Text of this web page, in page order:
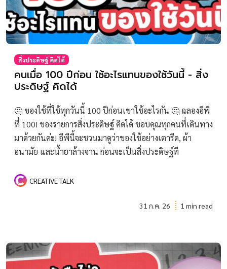
สิ่งประดิษฐ์ คิดได้
คนเมื่อ 100 ปีก่อน ใช้อะไรแทนของใช้วันนี้ - สิ่ง
ประดิษฐ์ คิดได้
🤔 ของใช้ที่ใช้ทุกวันนี้ 100 ปีก่อนเขาใช้อะไรกัน 🤔 ฉลองอีพี
ที่ 100! ของรายการสิ่งประดิษฐ์ คิดได้ ขอบคุณทุกคนที่เดินทาง
มาด้วยกันค่ะ! อีพีนี้จะชวนมาดูว่าของใช้อย่างเตารีด, ผ้า
อนามัย และน้ำยาล้างจาน ก่อนจะเป็นสิ่งประดิษฐ์ที
CREATIVE TALK
31 ก.ค. 26 1 min read